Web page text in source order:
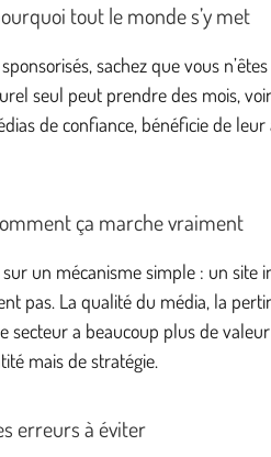
tout le monde s’y met
sachez que vous
seul peut prendre des mois,
de confiance, bénéficie de
ça marche vraiment
sur un mécanisme simple : un site
pas. La qualité du média, la
a beaucoup plus de
mais de stratégie.
erreurs à éviter